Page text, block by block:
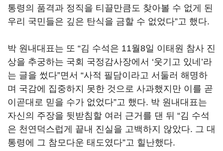
통령의 품격과 정직을 티끌만큼도 찾아볼 수 없게 된
우리 국민들은 깊은 탄식을 금할 수 없었다”고 했다.
박 원내대표는 또 “김 수석은 11월8일 이태원 참사 진
상을 추궁하는 국회 국정감사장에서 ‘웃기고 있네’라
는 글을 썼다”면서 “사적 필담이라고 서둘러 해명하
며 국감에 집중하지 못한 것으로 사과했지만 이를 곧
이곧대로 믿을 수가 없었다”고 했다. 박 원내대표는
자신의 주장을 뒷받침할 여러 근거를 댄 뒤 “김 수석
은 천연덕스럽게 끝내 진실을 고백하지 않았다. 그 대
통령에 그 참모다운 태도였다”고 힐난했다.